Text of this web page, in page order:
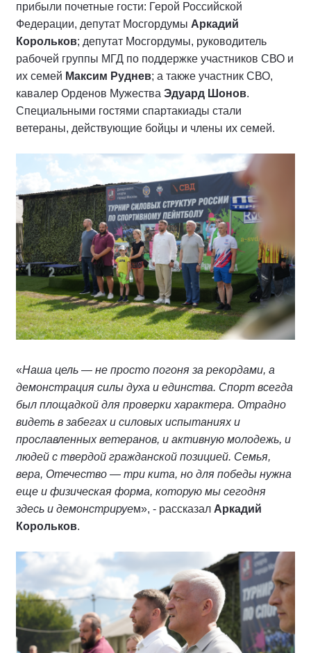
прибыли почетные гости: Герой Российской
Федерации, депутат Мосгордумы Аркадий
Корольков; депутат Мосгордумы, руководитель
рабочей группы МГД по поддержке участников СВО и
их семей Максим Руднев; а также участник СВО,
кавалер Орденов Мужества Эдуард Шонов.
Специальными гостями спартакиады стали
ветераны, действующие бойцы и члены их семей.
«Наша цель — не просто погоня за рекордами, а
демонстрация силы духа и единства. Спорт всегда
был площадкой для проверки характера. Отрадно
видеть в забегах и силовых испытаниях и
прославленных ветеранов, и активную молодежь, и
людей с твердой гражданской позицией. Семья,
вера, Отечество — три кита, но для победы нужна
еще и физическая форма, которую мы сегодня
здесь и демонстрируем», - рассказал Аркадий
Корольков.